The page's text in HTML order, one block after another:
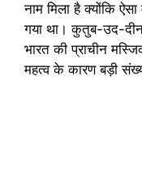
नाम मिला है क्योंकि
गया था। कुतुब-उद-
भारत की प्राचीन
महत्व के कारण बड़ी